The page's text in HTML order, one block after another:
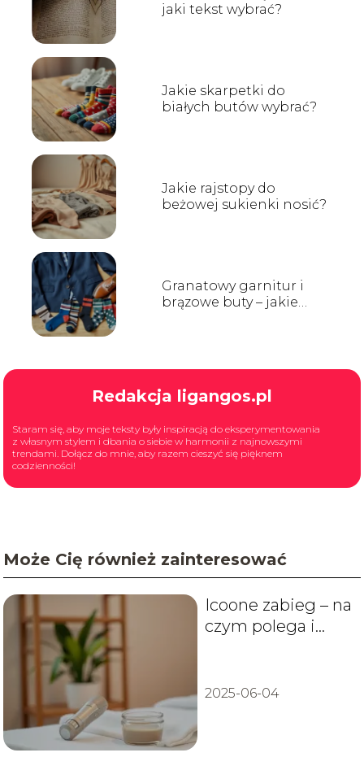
jaki tekst wybrać?
Jakie skarpetki do
białych butów wybrać?
Jakie rajstopy do
beżowej sukienki nosić?
Granatowy garnitur i
brązowe buty – jakie
Redakcja ligangos.pl
Staram się, aby moje teksty były inspiracją do eksperymentowania
z własnym stylem i dbania o siebie w harmonii z najnowszymi
trendami. Dołącz do mnie, aby razem cieszyć się pięknem
codzienności!
Może Cię również zainteresować
Icoone zabieg – na
czym polega i
2025-06-04